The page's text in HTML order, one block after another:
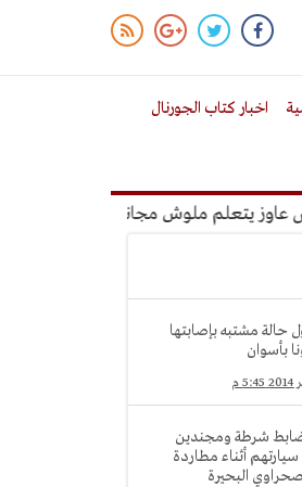
اخبار كتاب الجورنال
يتعلم ملوش مجانية"
حالة مشتبه بإصابتها
بأسوان
شرطة ومجندين
سيارتهم أثناء مطاردة
البحيرة